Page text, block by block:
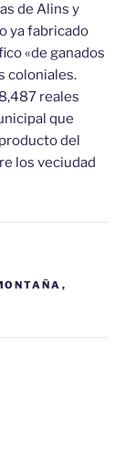
de Alins y
ya fabricado
«de ganados
coloniales.
reales
que
del
los veciudad
,